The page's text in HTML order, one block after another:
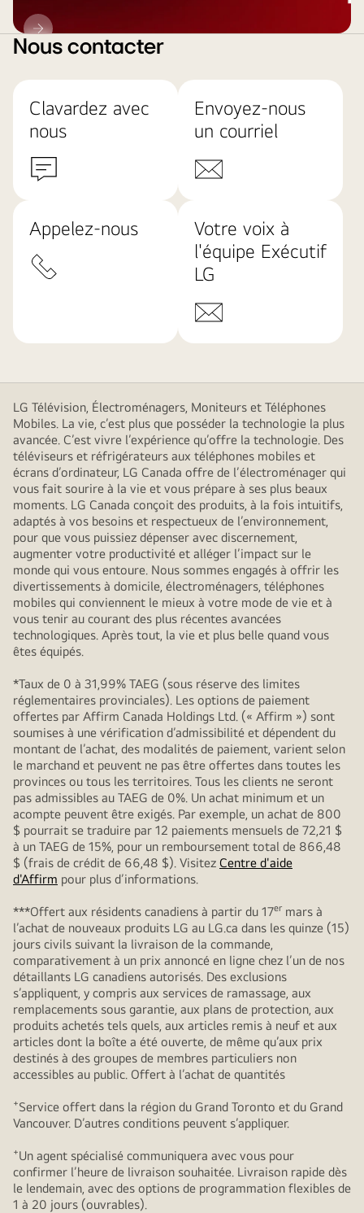
Mise
à
LG
Nous contacter
Clavardez avec
nous
Envoyez-nous
un courriel
Appelez-nous
Votre voix à
l'équipe Exécutif
LG
LG Télévision, Électroménagers, Moniteurs et Téléphones
Mobiles. La vie, c’est plus que posséder la technologie la plus
avancée. C’est vivre l’expérience qu’offre la technologie. Des
téléviseurs et réfrigérateurs aux téléphones mobiles et
écrans d’ordinateur, LG Canada offre de l’électroménager qui
vous fait sourire à la vie et vous prépare à ses plus beaux
moments. LG Canada conçoit des produits, à la fois intuitifs,
adaptés à vos besoins et respectueux de l’environnement,
pour que vous puissiez dépenser avec discernement,
augmenter votre productivité et alléger l’impact sur le
monde qui vous entoure. Nous sommes engagés à offrir les
divertissements à domicile, électroménagers, téléphones
mobiles qui conviennent le mieux à votre mode de vie et à
vous tenir au courant des plus récentes avancées
technologiques. Après tout, la vie et plus belle quand vous
êtes équipés.
*Taux de 0 à 31,99% TAEG (sous réserve des limites
réglementaires provinciales). Les options de paiement
offertes par Affirm Canada Holdings Ltd. (« Affirm ») sont
soumises à une vérification d’admissibilité et dépendent du
montant de l’achat, des modalités de paiement, varient selon
le marchand et peuvent ne pas être offertes dans toutes les
provinces ou tous les territoires. Tous les clients ne seront
pas admissibles au TAEG de 0%. Un achat minimum et un
acompte peuvent être exigés. Par exemple, un achat de 800
$ pourrait se traduire par 12 paiements mensuels de 72,21 $
à un TAEG de 15%, pour un remboursement total de 866,48
$ (frais de crédit de 66,48 $). Visitez Centre d'aide
d'Affirm pour plus d’informations.
***Offert aux résidents canadiens à partir du 17er mars à
l’achat de nouveaux produits LG au LG.ca dans les quinze (15)
jours civils suivant la livraison de la commande,
comparativement à un prix annoncé en ligne chez l’un de nos
détaillants LG canadiens autorisés. Des exclusions
s’appliquent, y compris aux services de ramassage, aux
remplacements sous garantie, aux plans de protection, aux
produits achetés tels quels, aux articles remis à neuf et aux
articles dont la boîte a été ouverte, de même qu’aux prix
destinés à des groupes de membres particuliers non
accessibles au public. Offert à l’achat de quantités
+Service offert dans la région du Grand Toronto et du Grand
Vancouver. D’autres conditions peuvent s’appliquer.
+Un agent spécialisé communiquera avec vous pour
confirmer l’heure de livraison souhaitée. Livraison rapide dès
le lendemain, avec des options de programmation flexibles de
1 à 20 jours (ouvrables).